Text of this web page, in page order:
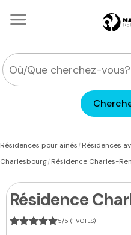
Résidences pour aînés|Résidences
Charlesbourg|Résidence Charles-
Résidence
5/5 (1 VOTES)